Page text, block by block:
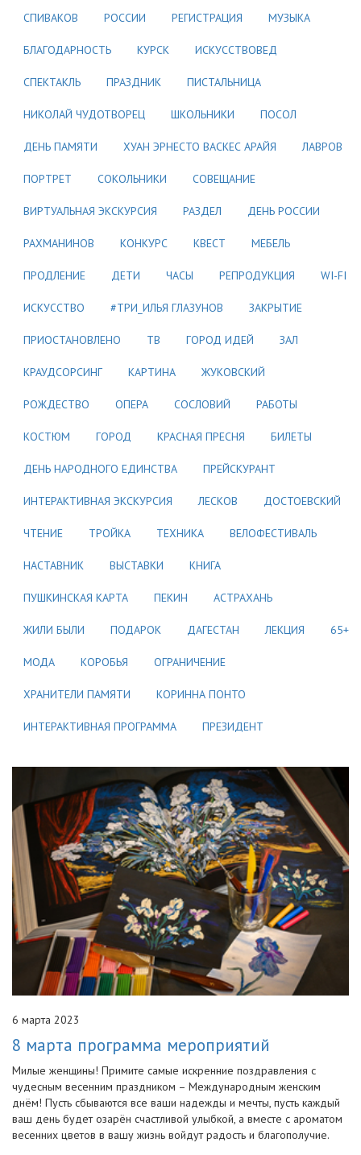
СПИВАКОВ РОССИИ РЕГИСТРАЦИЯ МУЗЫКА
БЛАГОДАРНОСТЬ КУРСК ИСКУССТВОВЕД
СПЕКТАКЛЬ ПРАЗДНИК ПИСТАЛЬНИЦА
НИКОЛАЙ ЧУДОТВОРЕЦ ШКОЛЬНИКИ ПОСОЛ
ДЕНЬ ПАМЯТИ ХУАН ЭРНЕСТО ВАСКЕС АРАЙЯ ЛАВРОВ
ПОРТРЕТ СОКОЛЬНИКИ СОВЕЩАНИЕ
ВИРТУАЛЬНАЯ ЭКСКУРСИЯ РАЗДЕЛ ДЕНЬ РОССИИ
РАХМАНИНОВ КОНКУРС КВЕСТ МЕБЕЛЬ
ПРОДЛЕНИЕ ДЕТИ ЧАСЫ РЕПРОДУКЦИЯ WI-FI
ИСКУССТВО #ТРИ_ИЛЬЯ ГЛАЗУНОВ ЗАКРЫТИЕ
ПРИОСТАНОВЛЕНО ТВ ГОРОД ИДЕЙ ЗАЛ
КРАУДСОРСИНГ КАРТИНА ЖУКОВСКИЙ
РОЖДЕСТВО ОПЕРА СОСЛОВИЙ РАБОТЫ
КОСТЮМ ГОРОД КРАСНАЯ ПРЕСНЯ БИЛЕТЫ
ДЕНЬ НАРОДНОГО ЕДИНСТВА ПРЕЙСКУРАНТ
ИНТЕРАКТИВНАЯ ЭКСКУРСИЯ ЛЕСКОВ ДОСТОЕВСКИЙ
ЧТЕНИЕ ТРОЙКА ТЕХНИКА ВЕЛОФЕСТИВАЛЬ
НАСТАВНИК ВЫСТАВКИ КНИГА
ПУШКИНСКАЯ КАРТА ПЕКИН АСТРАХАНЬ
ЖИЛИ БЫЛИ ПОДАРОК ДАГЕСТАН ЛЕКЦИЯ 65+
МОДА КОРОБЬЯ ОГРАНИЧЕНИЕ
ХРАНИТЕЛИ ПАМЯТИ КОРИННА ПОНТО
ИНТЕРАКТИВНАЯ ПРОГРАММА ПРЕЗИДЕНТ
6 марта 2023
8 марта программа мероприятий
Милые женщины! Примите самые искренние поздравления с
чудесным весенним праздником – Международным женским
днём! Пусть сбываются все ваши надежды и мечты, пусть каждый
ваш день будет озарён счастливой улыбкой, а вместе с ароматом
весенних цветов в вашу жизнь войдут радость и благополучие.